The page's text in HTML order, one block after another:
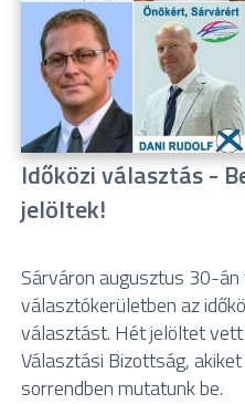
Időközi választás -
jelöltek!
Sárváron augusztus 30-
választókerületben az
választást. Hét jelöltet
Választási Bizottság,
sorrendben mutatunk be.